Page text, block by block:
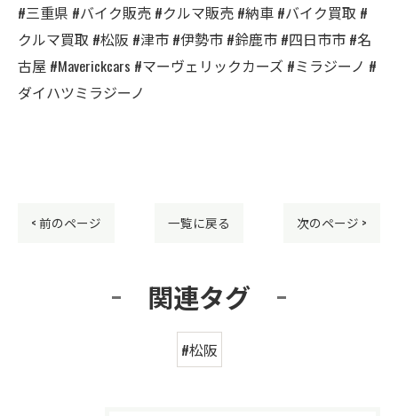
#三重県 #バイク販売 #クルマ販売 #納車 #バイク買取 #
クルマ買取 #松阪 #津市 #伊勢市 #鈴鹿市 #四日市市 #名
古屋 #Maverickcars #マーヴェリックカーズ #ミラジーノ #
ダイハツミラジーノ
< 前のページ 一覧に戻る 次のページ >
関連タグ
#松阪